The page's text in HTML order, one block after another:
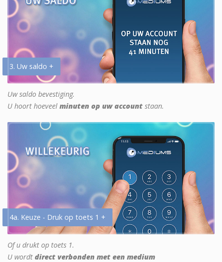
3. Uw saldo +
Uw saldo bevestiging.
U hoort hoeveel minuten op uw account staan.
4a. Keuze - Druk op toets 1 +
Of u drukt op toets 1.
U wordt direct verbonden met een medium